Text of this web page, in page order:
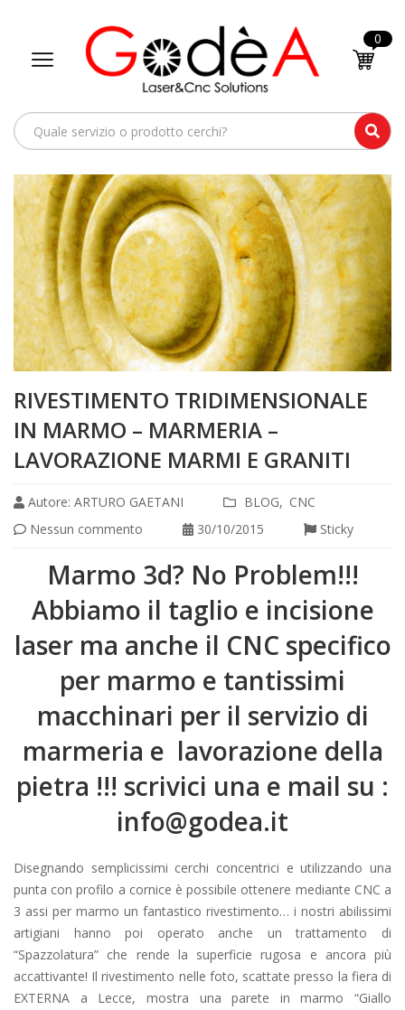
0
RIVESTIMENTO TRIDIMENSIONALE
IN MARMO – MARMERIA –
LAVORAZIONE MARMI E GRANITI
Autore: ARTURO GAETANI BLOG
CNC
Nessun commento
30/10/2015 Sticky
Marmo 3d? No Problem!!!
Abbiamo il taglio e incisione
laser ma anche il CNC specifico
per marmo e tantissimi
macchinari per il servizio di
marmeria e lavorazione della
pietra !!! scrivici una e mail su :
info@godea.it
Disegnando semplicissimi cerchi concentrici e utilizzando una
punta con profilo a cornice è possibile ottenere mediante CNC a
3 assi per marmo un fantastico rivestimento… i nostri abilissimi
artigiani hanno poi operato anche un trattamento di
“Spazzolatura” che rende la superficie rugosa e ancora più
accattivante! Il rivestimento nelle foto, scattate presso la fiera di
EXTERNA a Lecce, mostra una parete in marmo “Giallo